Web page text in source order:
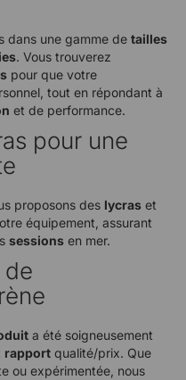
dans une gamme de tailles
. Vous trouverez
pour que votre
tout en répondant à
et de performance.
pour une
proposons des lycras et
équipement, assurant
sessions en mer.
de
a été soigneusement
rapport qualité/prix. Que
ou expérimentée, nous